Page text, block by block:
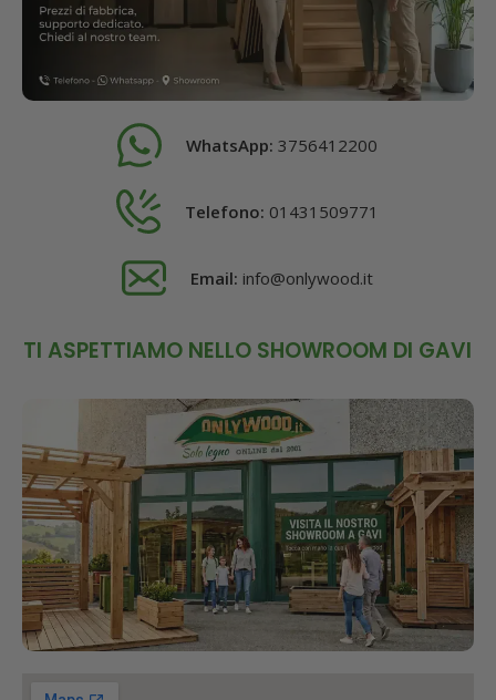
WhatsApp: 3756412200
Telefono: 01431509771
Email: info@onlywood.it
TI ASPETTIAMO NELLO SHOWROOM DI GAVI